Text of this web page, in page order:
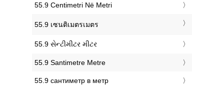
‎55.9 Centimetri Në Metri
‎55.9 เซนติเมตรเมตร
‎55.9 સેન્ટીમીટર મીટર
‎55.9 Santimetre Metre
‎55.9 сантиметр в метр